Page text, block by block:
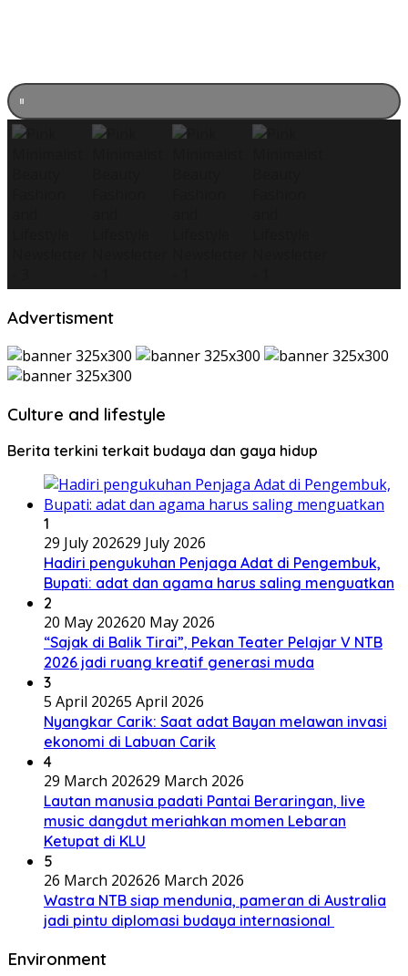
Advertisment
Culture and lifestyle
Berita terkini terkait budaya dan gaya hidup
1
29 July 202629 July 2026
Hadiri pengukuhan Penjaga Adat di Pengembuk,
Bupati: adat dan agama harus saling menguatkan
2
20 May 202620 May 2026
“Sajak di Balik Tirai”, Pekan Teater Pelajar V NTB
2026 jadi ruang kreatif generasi muda
3
5 April 20265 April 2026
Nyangkar Carik: Saat adat Bayan melawan invasi
ekonomi di Labuan Carik
4
29 March 202629 March 2026
Lautan manusia padati Pantai Beraringan, live
music dangdut meriahkan momen Lebaran
Ketupat di KLU
5
26 March 202626 March 2026
Wastra NTB siap mendunia, pameran di Australia
jadi pintu diplomasi budaya internasional
Environment